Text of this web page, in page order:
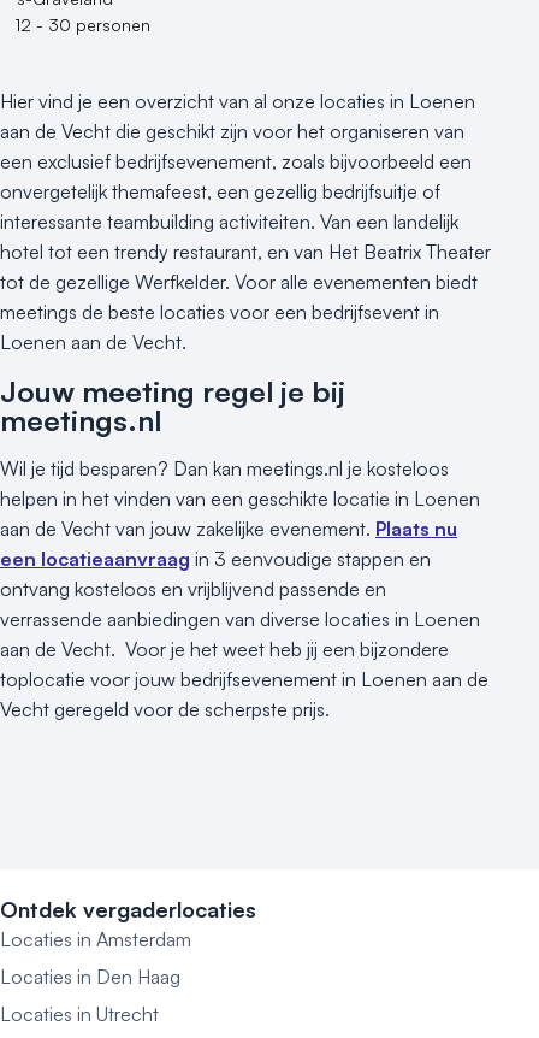
12 - 30 personen
Hier vind je een overzicht van al onze locaties in Loenen
aan de Vecht die geschikt zijn voor het organiseren van
een exclusief bedrijfsevenement, zoals bijvoorbeeld een
onvergetelijk themafeest, een gezellig bedrijfsuitje of
interessante teambuilding activiteiten. Van een landelijk
hotel tot een trendy restaurant, en van Het Beatrix Theater
tot de gezellige Werfkelder. Voor alle evenementen biedt
meetings de beste locaties voor een bedrijfsevent in
Loenen aan de Vecht.
Jouw meeting regel je bij
meetings.nl
Wil je tijd besparen? Dan kan meetings.nl je kosteloos
helpen in het vinden van een geschikte locatie in Loenen
aan de Vecht van jouw zakelijke evenement. Plaats nu
een locatieaanvraag in 3 eenvoudige stappen en
ontvang kosteloos en vrijblijvend passende en
verrassende aanbiedingen van diverse locaties in Loenen
aan de Vecht. Voor je het weet heb jij een bijzondere
toplocatie voor jouw bedrijfsevenement in Loenen aan de
Vecht geregeld voor de scherpste prijs.
Ontdek vergaderlocaties
Locaties in Amsterdam
Locaties in Den Haag
Locaties in Utrecht